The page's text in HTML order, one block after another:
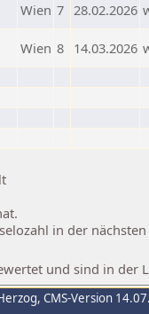
Wien 7 28.02.2026
Wien 8 14.03.2026
in der
und sind in der
, CMS-Version